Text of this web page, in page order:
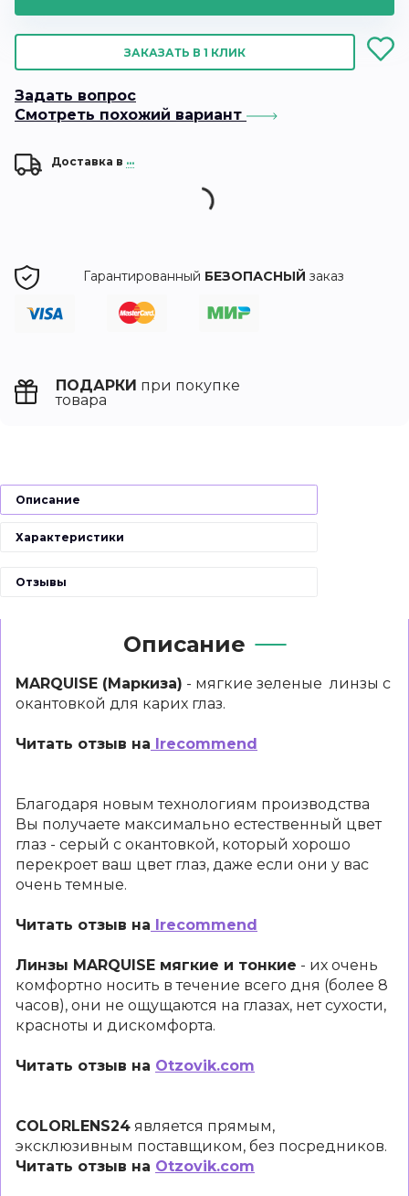
ЗАКАЗАТЬ В 1 КЛИК
Задать вопрос
Смотреть похожий вариант
Доставка в ...
Гарантированный БЕЗОПАСНЫЙ заказ
ПОДАРКИ при покупке
товара
Описание
Характеристики
Отзывы
Описание
MARQUISE (Маркиза) - мягкие зеленые линзы с
окантовкой для карих глаз.
Читать отзыв на Irecommend
Благодаря новым технологиям производства
Вы получаете максимально естественный цвет
глаз - серый с окантовкой, который хорошо
перекроет ваш цвет глаз, даже если они у вас
очень темные.
Читать отзыв на Irecommend
Линзы MARQUISE мягкие и тонкие - их очень
комфортно носить в течение всего дня (более 8
часов), они не ощущаются на глазах, нет сухости,
красноты и дискомфорта.
Читать отзыв на Otzovik.com
COLORLENS24 является прямым,
эксклюзивным поставщиком, без посредников.
Читать отзыв на Otzovik.com